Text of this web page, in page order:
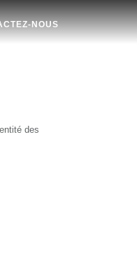
NOUS
des